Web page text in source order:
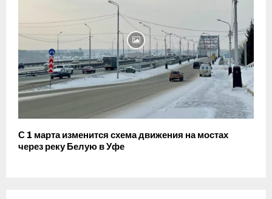
С 1 марта изменится схема движения на мостах
через реку Белую в Уфе